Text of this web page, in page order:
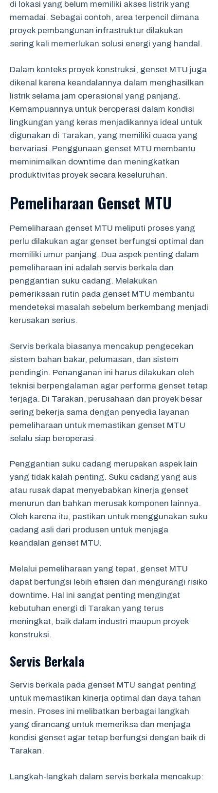
di lokasi yang belum memiliki akses listrik yang
memadai. Sebagai contoh, area terpencil dimana
proyek pembangunan infrastruktur dilakukan
sering kali memerlukan solusi energi yang handal.
Dalam konteks proyek konstruksi, genset MTU juga
dikenal karena keandalannya dalam menghasilkan
listrik selama jam operasional yang panjang.
Kemampuannya untuk beroperasi dalam kondisi
lingkungan yang keras menjadikannya ideal untuk
digunakan di Tarakan, yang memiliki cuaca yang
bervariasi. Penggunaan genset MTU membantu
meminimalkan downtime dan meningkatkan
produktivitas proyek secara keseluruhan.
Pemeliharaan Genset MTU
Pemeliharaan genset MTU meliputi proses yang
perlu dilakukan agar genset berfungsi optimal dan
memiliki umur panjang. Dua aspek penting dalam
pemeliharaan ini adalah servis berkala dan
penggantian suku cadang. Melakukan
pemeriksaan rutin pada genset MTU membantu
mendeteksi masalah sebelum berkembang menjadi
kerusakan serius.
Servis berkala biasanya mencakup pengecekan
sistem bahan bakar, pelumasan, dan sistem
pendingin. Penanganan ini harus dilakukan oleh
teknisi berpengalaman agar performa genset tetap
terjaga. Di Tarakan, perusahaan dan proyek besar
sering bekerja sama dengan penyedia layanan
pemeliharaan untuk memastikan genset MTU
selalu siap beroperasi.
Penggantian suku cadang merupakan aspek lain
yang tidak kalah penting. Suku cadang yang aus
atau rusak dapat menyebabkan kinerja genset
menurun dan bahkan merusak komponen lainnya.
Oleh karena itu, pastikan untuk menggunakan suku
cadang asli dari produsen untuk menjaga
keandalan genset MTU.
Melalui pemeliharaan yang tepat, genset MTU
dapat berfungsi lebih efisien dan mengurangi risiko
downtime. Hal ini sangat penting mengingat
kebutuhan energi di Tarakan yang terus
meningkat, baik dalam industri maupun proyek
konstruksi.
Servis Berkala
Servis berkala pada genset MTU sangat penting
untuk memastikan kinerja optimal dan daya tahan
mesin. Proses ini melibatkan berbagai langkah
yang dirancang untuk memeriksa dan menjaga
kondisi genset agar tetap berfungsi dengan baik di
Tarakan.
Langkah-langkah dalam servis berkala mencakup: